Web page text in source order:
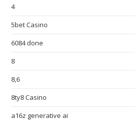
4
5bet Casino
6084 done
8
8,6
8ty8 Casino
a16z generative ai